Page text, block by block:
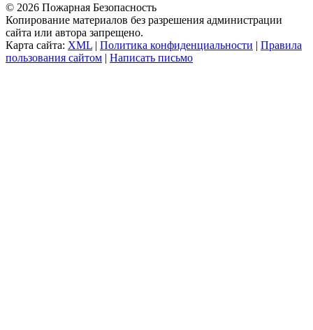
© 2026 Пожарная Безопасность
Копирование материалов без разрешения администрации
сайта или автора запрещено.
Карта сайта: XML | Политика конфиденциальности | Правила
пользования сайтом | Написать письмо